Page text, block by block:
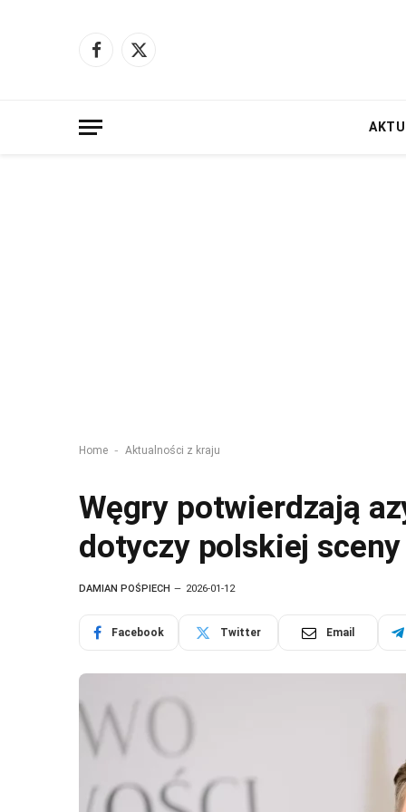
Facebook
X
Home - Aktualności z kraju
Węgry potwierdzają
dotyczy polskiej
DAMIAN POŚPIECH 2026-01-12
Facebook Twitter Email